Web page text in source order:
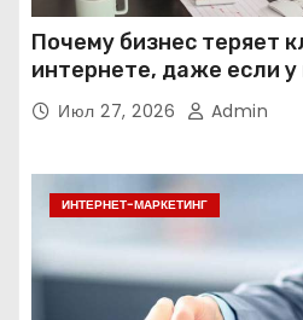
Почему бизнес теряет
интернете, даже если у
Июл 27, 2026 Admin
ИНТЕРНЕТ-МАРКЕТИНГ